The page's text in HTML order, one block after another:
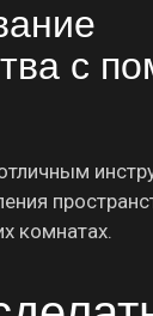
с
комнатах.